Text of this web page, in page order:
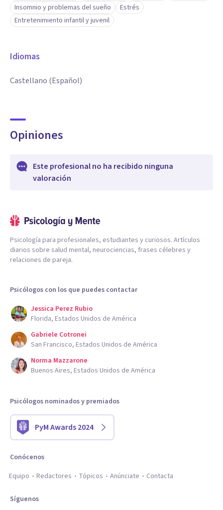
Insomnio y problemas del sueño
Estrés
Entretenimiento infantil y juvenil
Idiomas
Castellano (Español)
Opiniones
Este profesional no ha recibido ninguna
valoración
Psicología para profesionales, estudiantes y curiosos. Artículos
diarios sobre salud mental, neurociencias, frases célebres y
relaciones de pareja.
Psicólogos con los que puedes contactar
Jessica Perez Rubio
Florida, Estados Unidos de América
Gabriele Cotronei
San Francisco, Estados Unidos de América
Norma Mazzarone
Buenos Aires, Estados Unidos de América
Psicólogos nominados y premiados
PyM Awards 2024
Conócenos
Equipo
Redactores Tópicos Anúnciate Contacta
Síguenos